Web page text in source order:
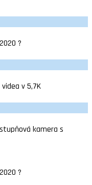
?
v 5,7K
kamera s
?